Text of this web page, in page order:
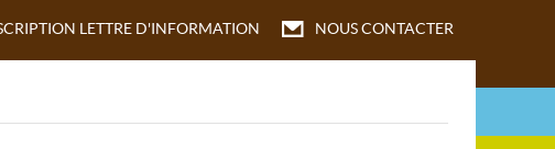
NOUS CONTACTER
LETTRE D'INFORMATION